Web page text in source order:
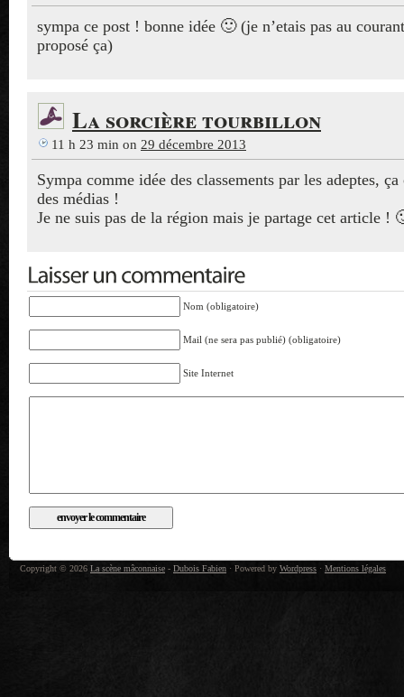
sympa ce post ! bonne idée 🙂 (je n’etais pas au
proposé ça)
La sorcière tourbillon
11 h 23 min on 29 décembre 2013
Sympa comme idée des classements par les adeptes,
des médias !
Je ne suis pas de la région mais je partage cet article !
Nom (obligatoire)
Mail (ne sera pas publié) (obligatoire)
Site Internet
Copyright © 2026 La scène mâconnaise - Dubois Fabien · Powered by Wordpress · Mentions légales